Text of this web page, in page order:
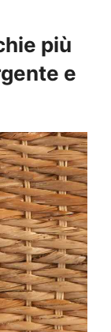
più
e